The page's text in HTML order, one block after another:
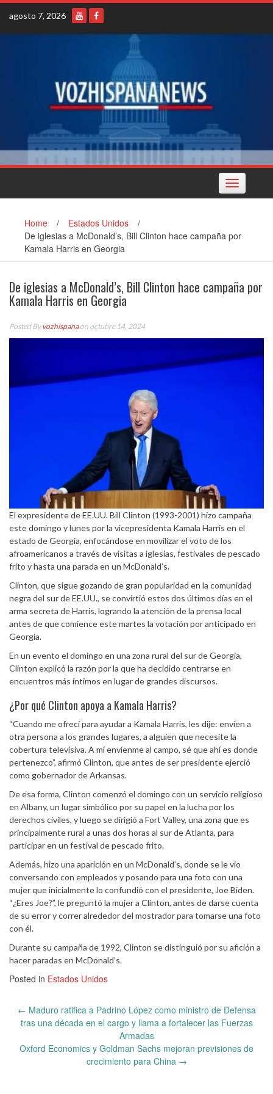
Skip
content
agosto 7, 2026
Toggle
navigation
Home / Estados Unidos
/
De iglesias a McDonald’s, Bill Clinton hace campaña por
Kamala Harris en Georgia
De iglesias a McDonald’s, Bill Clinton hace campaña por
Kamala Harris en Georgia
Posted Byvozhispanaon octubre 14, 2024
El expresidente de EE.UU. Bill Clinton (1993-2001) hizo campaña
este domingo y lunes por la vicepresidenta Kamala Harris en el
estado de Georgia, enfocándose en movilizar el voto de los
afroamericanos a través de visitas a iglesias, festivales de pescado
frito y hasta una parada en un McDonald’s.
Clinton, que sigue gozando de gran popularidad en la comunidad
negra del sur de EE.UU., se convirtió estos dos últimos días en el
arma secreta de Harris, logrando la atención de la prensa local
antes de que comience este martes la votación por anticipado en
Georgia.
En un evento el domingo en una zona rural del sur de Georgia,
Clinton explicó la razón por la que ha decidido centrarse en
encuentros más íntimos en lugar de grandes discursos.
¿Por qué Clinton apoya a Kamala Harris?
“Cuando me ofrecí para ayudar a Kamala Harris, les dije: envíen a
otra persona a los grandes lugares, a alguien que necesite la
cobertura televisiva. A mí envíenme al campo, sé que ahí es donde
pertenezco”, afirmó Clinton, que antes de ser presidente ejerció
como gobernador de Arkansas.
De esa forma, Clinton comenzó el domingo con un servicio religioso
en Albany, un lugar simbólico por su papel en la lucha por los
derechos civiles, y luego se dirigió a Fort Valley, una zona que es
principalmente rural a unas dos horas al sur de Atlanta, para
participar en un festival de pescado frito.
Además, hizo una aparición en un McDonald’s, donde se le vio
conversando con empleados y posando para una foto con una
mujer que inicialmente lo confundió con el presidente, Joe Biden.
“¿Eres Joe?”, le preguntó la mujer a Clinton, antes de darse cuenta
de su error y correr alrededor del mostrador para tomarse una foto
con él.
Durante su campaña de 1992, Clinton se distinguió por su afición a
hacer paradas en McDonald’s.
Posted in Estados Unidos
Post
navigation
← Maduro ratifica a Padrino López como ministro de Defensa
tras una década en el cargo y llama a fortalecer las Fuerzas
Armadas
Oxford Economics y Goldman Sachs mejoran previsiones de
crecimiento para China →